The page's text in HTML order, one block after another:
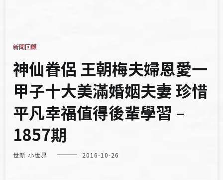
新聞回顧
神仙眷侶 王朝梅夫婦恩愛一
甲子十大美滿婚姻夫妻 珍惜
平凡幸福值得後輩學習 –
1857期
世新 小世界 2016-10-26